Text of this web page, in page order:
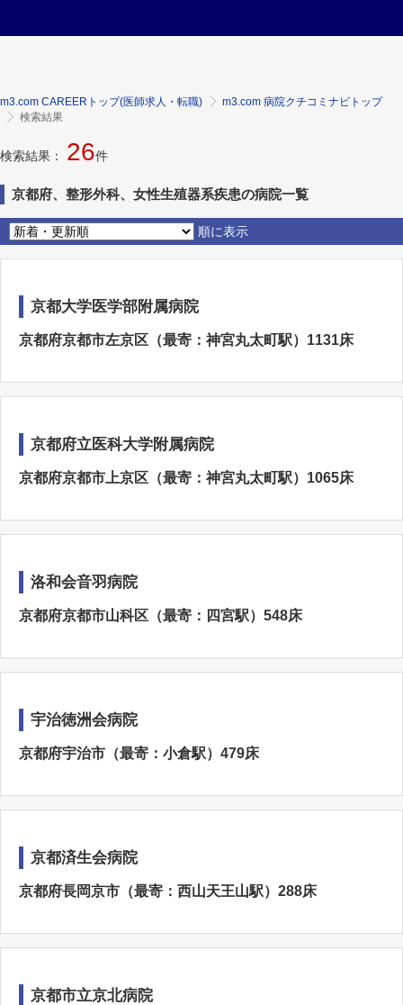
m3.com CAREERトップ(医師求人・転職)
m3.com 病院クチコミナビトップ
検索結果
検索結果： 26件
京都府、整形外科、女性生殖器系疾患の病院一覧
順に表示
京都大学医学部附属病院
京都府京都市左京区（最寄：神宮丸太町駅）1131床
京都府立医科大学附属病院
京都府京都市上京区（最寄：神宮丸太町駅）1065床
洛和会音羽病院
京都府京都市山科区（最寄：四宮駅）548床
宇治徳洲会病院
京都府宇治市（最寄：小倉駅）479床
京都済生会病院
京都府長岡京市（最寄：西山天王山駅）288床
京都市立京北病院